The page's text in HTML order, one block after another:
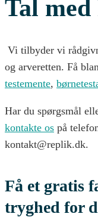
Tal
Vi tilbyder vi
og arveretten. Få
testemente,
Har du spørgsmål
kontakte os på
kontakt@replik.dk.
Få et gratis
tryghed for